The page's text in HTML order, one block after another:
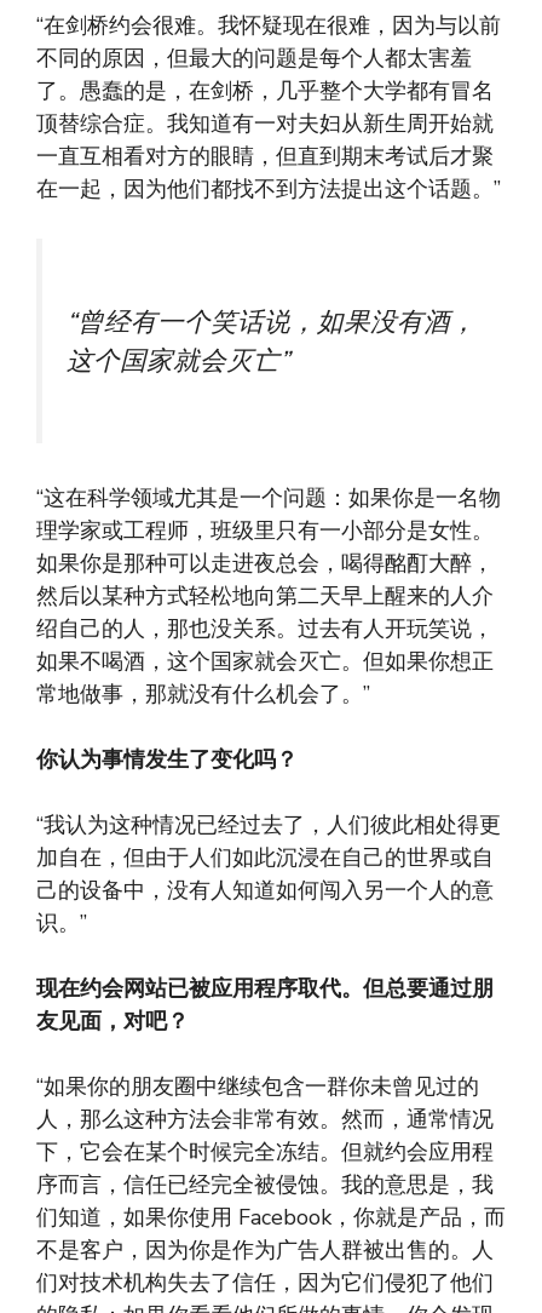
“在剑桥约会很难。我怀疑现在很难，因为与以前
不同的原因，但最大的问题是每个人都太害羞
了。愚蠢的是，在剑桥，几乎整个大学都有冒名
顶替综合症。我知道有一对夫妇从新生周开始就
一直互相看对方的眼睛，但直到期末考试后才聚
在一起，因为他们都找不到方法提出这个话题。”
“曾经有一个笑话说，如果没有酒，
这个国家就会灭亡”
“这在科学领域尤其是一个问题：如果你是一名物
理学家或工程师，班级里只有一小部分是女性。
如果你是那种可以走进夜总会，喝得酩酊大醉，
然后以某种方式轻松地向第二天早上醒来的人介
绍自己的人，那也没关系。过去有人开玩笑说，
如果不喝酒，这个国家就会灭亡。但如果你想正
常地做事，那就没有什么机会了。”
你认为事情发生了变化吗？
“我认为这种情况已经过去了，人们彼此相处得更
加自在，但由于人们如此沉浸在自己的世界或自
己的设备中，没有人知道如何闯入另一个人的意
识。”
现在约会网站已被应用程序取代。但总要通过朋
友见面，对吧？
“如果你的朋友圈中继续包含一群你未曾见过的
人，那么这种方法会非常有效。然而，通常情况
下，它会在某个时候完全冻结。但就约会应用程
序而言，信任已经完全被侵蚀。我的意思是，我
们知道，如果你使用 Facebook，你就是产品，而
不是客户，因为你是作为广告人群被出售的。人
们对技术机构失去了信任，因为它们侵犯了他们